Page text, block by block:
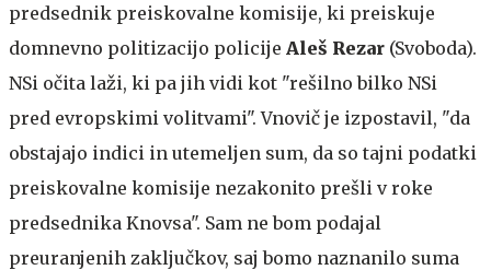
predsednik preiskovalne komisije, ki preiskuje
domnevno politizacijo policije Aleš Rezar (Svoboda).
NSi očita laži, ki pa jih vidi kot "rešilno bilko NSi
pred evropskimi volitvami". Vnovič je izpostavil, "da
obstajajo indici in utemeljen sum, da so tajni podatki
preiskovalne komisije nezakonito prešli v roke
predsednika Knovsa". Sam ne bom podajal
preuranjenih zaključkov, saj bomo naznanilo suma